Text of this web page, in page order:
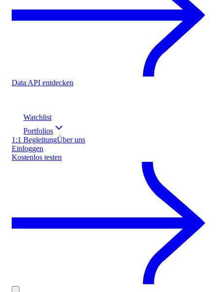
Data API entdecken
Watchlist
Portfolios
1:1 BegleitungÜber uns
Einloggen
Kostenlos testen